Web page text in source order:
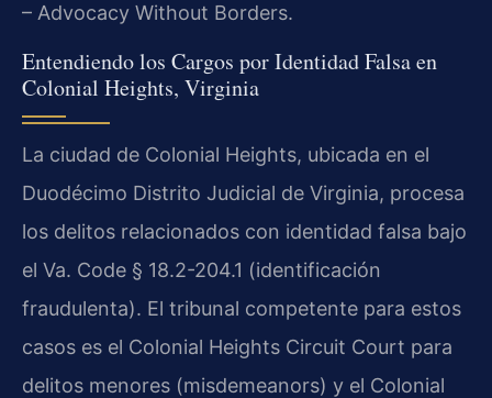
– Advocacy Without Borders.
Entendiendo los Cargos por Identidad Falsa en
Colonial Heights, Virginia
La ciudad de Colonial Heights, ubicada en el
Duodécimo Distrito Judicial de Virginia, procesa
los delitos relacionados con identidad falsa bajo
el Va. Code § 18.2-204.1 (identificación
fraudulenta). El tribunal competente para estos
casos es el Colonial Heights Circuit Court para
delitos menores (misdemeanors) y el Colonial